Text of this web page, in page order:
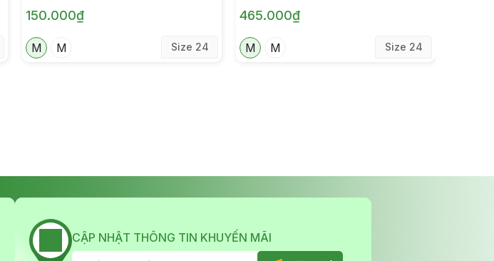
150.000₫
M M Size 24
465.000₫
M M Size 24
CẬP NHẬT THÔNG TIN KHUYẾN MÃI